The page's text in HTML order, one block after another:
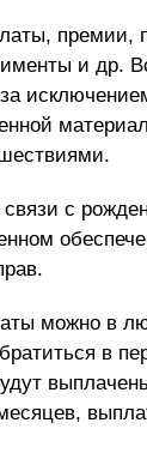
премии,
и др.
с
можно в
в